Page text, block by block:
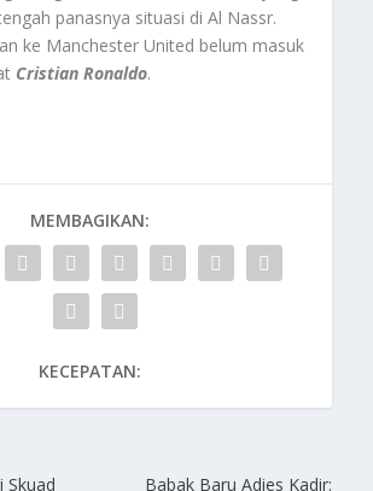
panasnya situasi di Al Nassr.
ke Manchester United belum masuk
Cristian Ronaldo.
MEMBAGIKAN:
KECEPATAN:
Skuad
Babak Baru Adies Kadir: